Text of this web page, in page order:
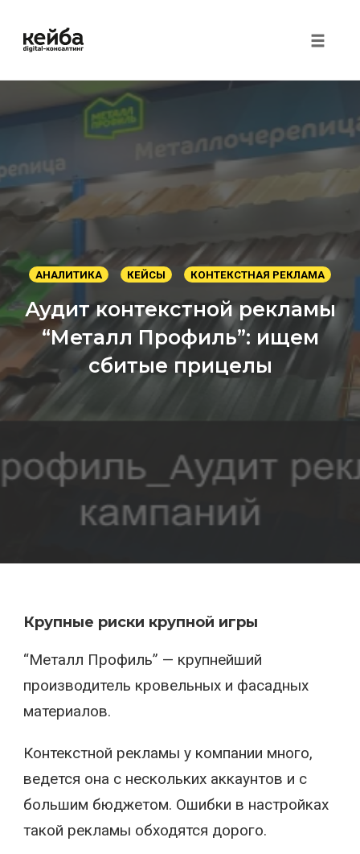
к
АНАЛИТИКА КЕЙСЫ КОНТЕКСТНАЯ РЕКЛАМА
Аудит контекстной рекламы
“Металл Профиль”: ищем
сбитые прицелы
Крупные риски крупной игры
“Металл Профиль” — крупнейший
производитель кровельных и фасадных
материалов.
Контекстной рекламы у компании много,
ведется она с нескольких аккаунтов и с
большим бюджетом. Ошибки в настройках
такой рекламы обходятся дорого.